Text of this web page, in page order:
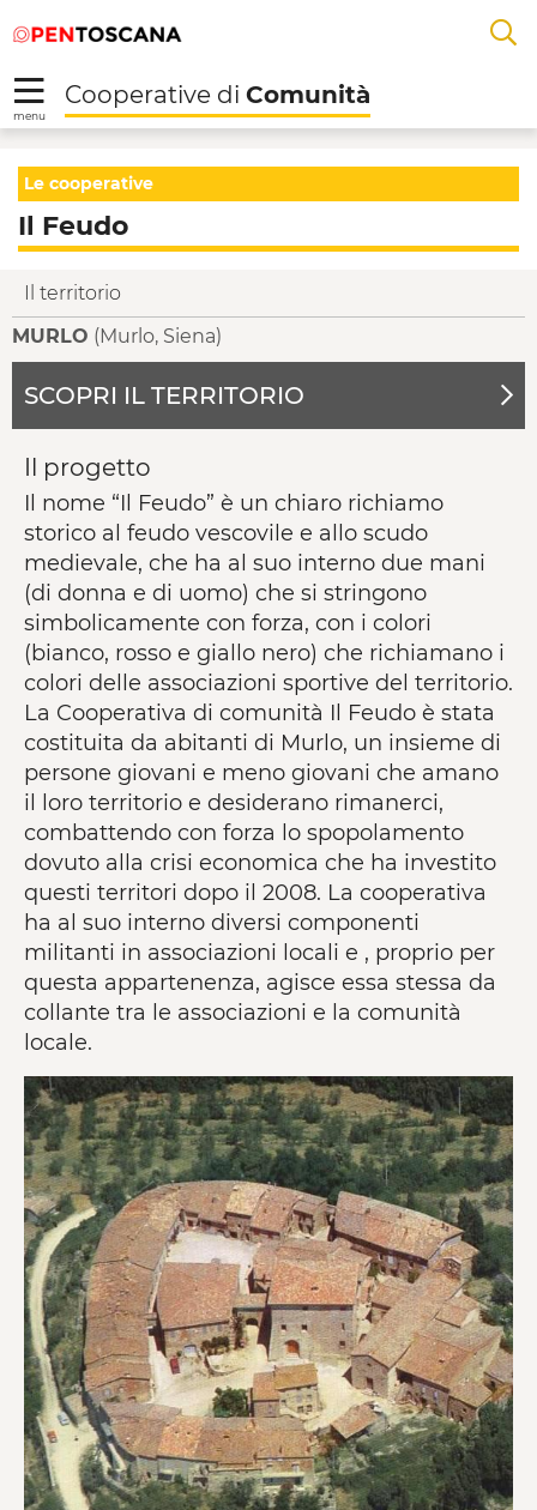
Skip to Main Content
alal
menu
Cooperative di Comunità
Il Feudo -
Le cooperative
Il Feudo
Il territorio
MURLO (Murlo, Siena)
SCOPRI IL TERRITORIO
Il progetto
Il nome “Il Feudo” è un chiaro richiamo
storico al feudo vescovile e allo scudo
medievale, che ha al suo interno due mani
(di donna e di uomo) che si stringono
simbolicamente con forza, con i colori
(bianco, rosso e giallo nero) che richiamano i
colori delle associazioni sportive del territorio.
La Cooperativa di comunità Il Feudo è stata
costituita da abitanti di Murlo, un insieme di
persone giovani e meno giovani che amano
il loro territorio e desiderano rimanerci,
combattendo con forza lo spopolamento
dovuto alla crisi economica che ha investito
questi territori dopo il 2008. La cooperativa
ha al suo interno diversi componenti
militanti in associazioni locali e , proprio per
questa appartenenza, agisce essa stessa da
collante tra le associazioni e la comunità
locale.